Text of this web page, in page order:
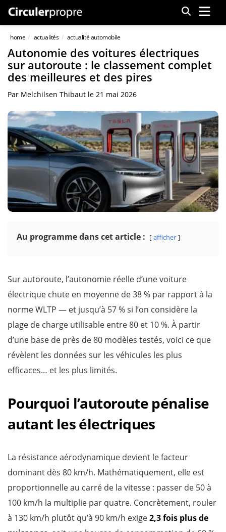
Menu
home actualités actualité automobile
Autonomie des voitures électriques
sur autoroute : le classement complet
des meilleures et des pires
Par Melchilsen Thibaut le 21 mai 2026
Au programme dans cet article : afficher
Sur autoroute, l’autonomie réelle d’une voiture
électrique chute en moyenne de 38 % par rapport à la
norme WLTP — et jusqu’à 57 % si l’on considère la
plage de charge utilisable entre 80 et 10 %. À partir
d’une base de près de 80 modèles testés, voici ce que
révèlent les données sur les véhicules les plus
efficaces… et les plus limités.
Pourquoi l’autoroute pénalise
autant les électriques
La résistance aérodynamique devient le facteur
dominant dès 80 km/h. Mathématiquement, elle est
proportionnelle au carré de la vitesse : passer de 50 à
100 km/h la multiplie par quatre. Concrètement, rouler
à 130 km/h plutôt qu’à 90 km/h exige2,3 fois plus de